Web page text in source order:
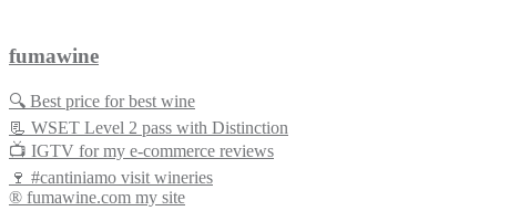
fumawine
🔍 Best price for best wine
📃 WSET Level 2 pass with Distinction
📺 IGTV for my e-commerce reviews
🍷 #cantiniamo visit wineries
® fumawine.com my site